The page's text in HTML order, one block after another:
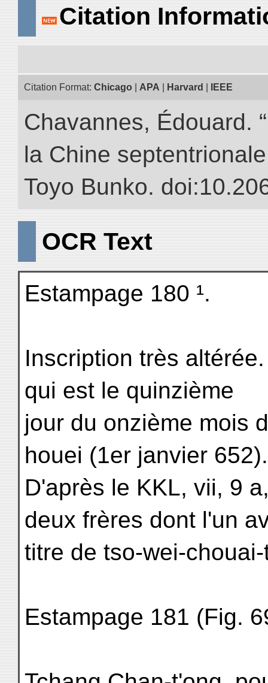
Citation
Citation Format: Chicago APA Harvard IEEE
Chavannes, Édouard.
la Chine
Toyo Bunko.
OCR Text
Estampage 180 ¹.
Inscription très
qui est le quinzième
jour du onzième mois
houei (1er janvier 652).
D'après le KKL, vii, 9
deux frères dont l'un
titre de tso-wei-
Estampage 181 (Fig.